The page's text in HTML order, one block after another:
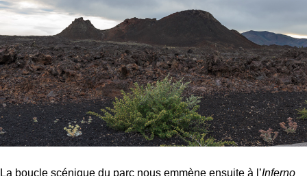
La boucle scénique du parc nous emmène ensuite à l’Inferno